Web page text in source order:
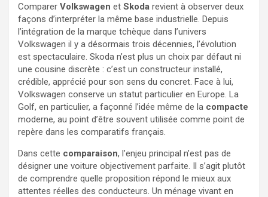
Comparer Volkswagen et Skoda revient à observer deux
façons d’interpréter la même base industrielle. Depuis
l’intégration de la marque tchèque dans l’univers
Volkswagen il y a désormais trois décennies, l’évolution
est spectaculaire. Skoda n’est plus un choix par défaut ni
une cousine discrète : c’est un constructeur installé,
crédible, apprécié pour son sens du concret. Face à lui,
Volkswagen conserve un statut particulier en Europe. La
Golf, en particulier, a façonné l’idée même de la compacte
moderne, au point d’être souvent utilisée comme point de
repère dans les comparatifs français.
Dans cette comparaison, l’enjeu principal n’est pas de
désigner une voiture objectivement parfaite. Il s’agit plutôt
de comprendre quelle proposition répond le mieux aux
attentes réelles des conducteurs. Un ménage vivant en